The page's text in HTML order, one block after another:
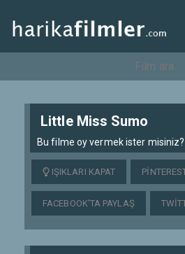
Little Miss Sumo
Bu filme oy vermek ister misiniz?
IŞIKLARI KAPAT
FACEBOOK'TA PAYLAŞ